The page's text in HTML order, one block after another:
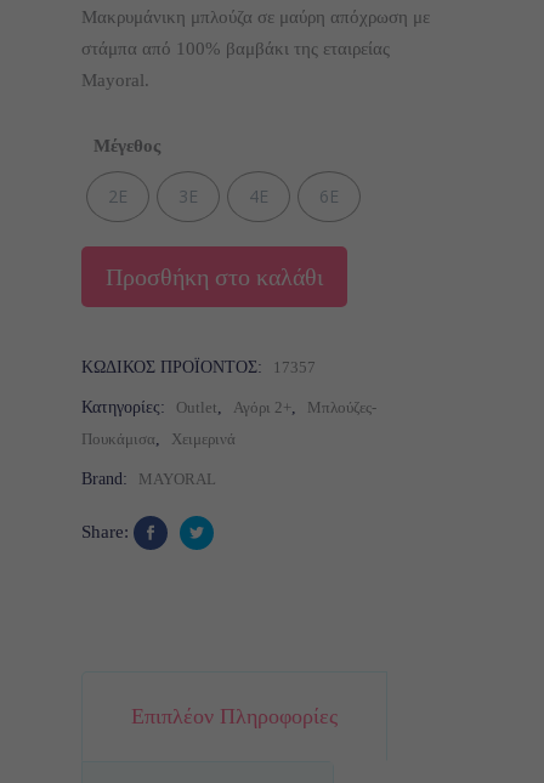
was:
10,00 €.
τιμή
είναι:
Μακρυμάνικη μπλούζα σε μαύρη απόχρωση με
στάμπα από 100% βαμβάκι της εταιρείας
Mayoral.
Μέγεθος
2Ε 3Ε 4Ε 6Ε
Προσθήκη στο καλάθι
ΚΩΔΙΚΌΣ ΠΡΟΪΌΝΤΟΣ: 17357
Κατηγορίες: Outlet, Αγόρι 2+,
Μπλούζες-
Πουκάμισα, Χειμερινά
Brand: MAYORAL
Share:
Επιπλέον Πληροφορίες